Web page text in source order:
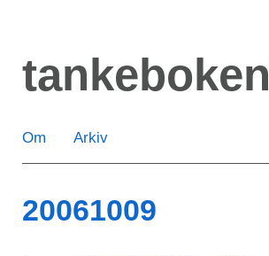
huvudinnehåll
tankeboken
Om Arkiv
20061009